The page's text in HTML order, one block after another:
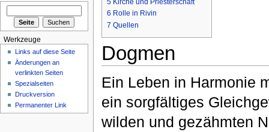
5 Kirche und Priesterschaft
6 Rolle in Rivin
7 Quellen
Dogmen
Ein Leben in Harmonie
ein sorgfältiges
wilden und gezähmten
Werkzeuge
Links auf diese Seite
Änderungen an
verlinkten Seiten
Spezialseiten
Druckversion
Permanenter Link